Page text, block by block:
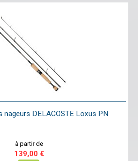
nageurs DELACOSTE Loxus PN
à partir de
139,00 €